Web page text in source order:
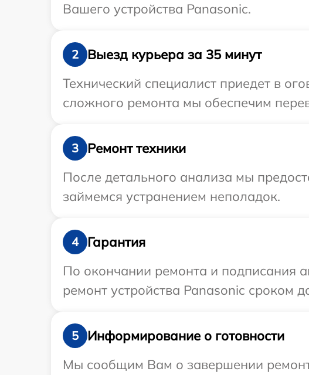
Вашего устройства Panasonic.
2
Выезд курьера за 35 минут
Технический специалист приедет в
сложного ремонта мы обеспечим
3
Ремонт техники
После детального анализа мы
займемся устранением неполадок.
4
Гарантия
По окончании ремонта и подписания
ремонт устройства Panasonic сроком
5
Информирование о готовности
Мы сообщим Вам о завершении